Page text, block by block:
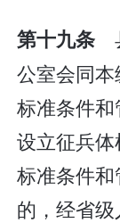
第十九条
公室会同
标准条件
设立征兵
标准条件
的，经省